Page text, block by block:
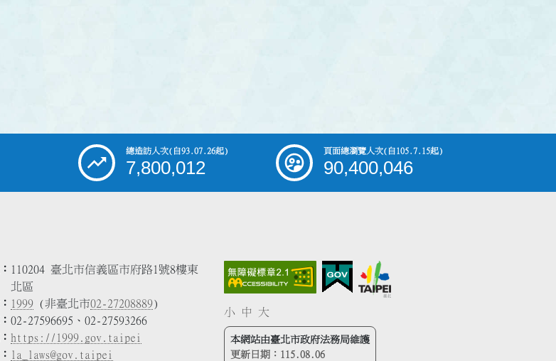
總造訪人次(自93.07.26起)
7,800,012
頁面總瀏覽人次(自105.7.15起)
90,400,046
110204 臺北市信義區市府路1號8樓東
北區
1999 (非臺北市02-27208889)
02-27596695、02-27593266
https://1999.gov.taipei
la_laws@gov.taipei
小 中 大
本網站由臺北市政府法務局維護
更新日期： 115.08.06